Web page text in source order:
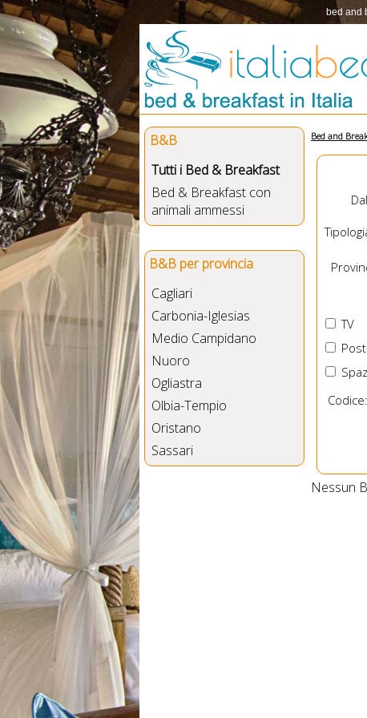
bed and
B&B
Tutti i Bed & Breakfast
Bed & Breakfast con
animali ammessi
B&B per provincia
Cagliari
Carbonia-Iglesias
Medio Campidano
Nuoro
Ogliastra
Olbia-Tempio
Oristano
Sassari
Bed and
TV
Codice:
Nessun